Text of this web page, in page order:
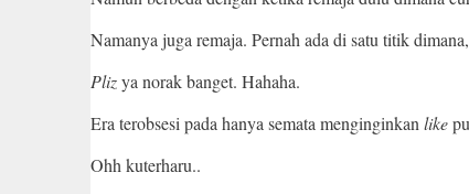
Namanya juga remaja. Pernah ada di satu titik
Plizya norak banget. Hahaha.
Era terobsesi pada hanya semata menginginkanlike
Ohh kuterharu..